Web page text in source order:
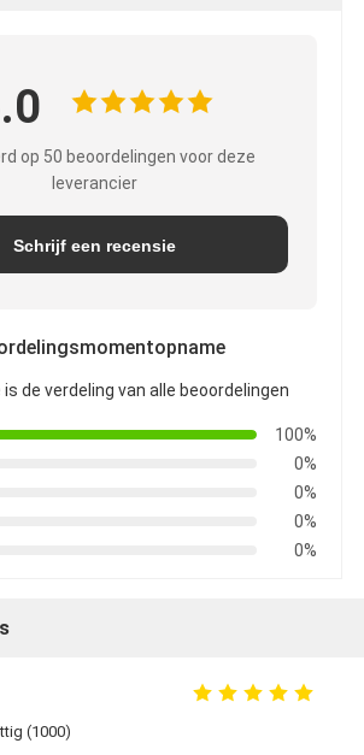
op 50 beoordelingen voor deze
leverancier
Schrijf een recensie
is de verdeling van alle beoordelingen
100%
0%
0%
0%
0%
(1000)